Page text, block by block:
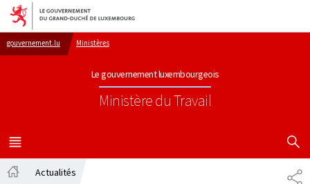
Aller au menu principal
Aller au contenu
gouvernement.lu Ministères
Le gouvernement luxembourgeois
Ministère du Travail
MENU
PRINCIPAL
Actualités